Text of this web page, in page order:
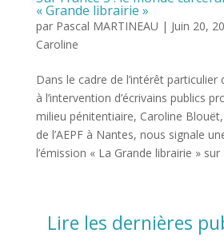
« Grande librairie »
par Pascal MARTINEAU | Juin 20,
Caroline
Dans le cadre de l’intérêt particulier
à l’intervention d’écrivains publics
milieu pénitentiaire, Caroline
de l’AEPF à Nantes, nous signale
l’émission « La Grande librairie » sur
Lire les dernières